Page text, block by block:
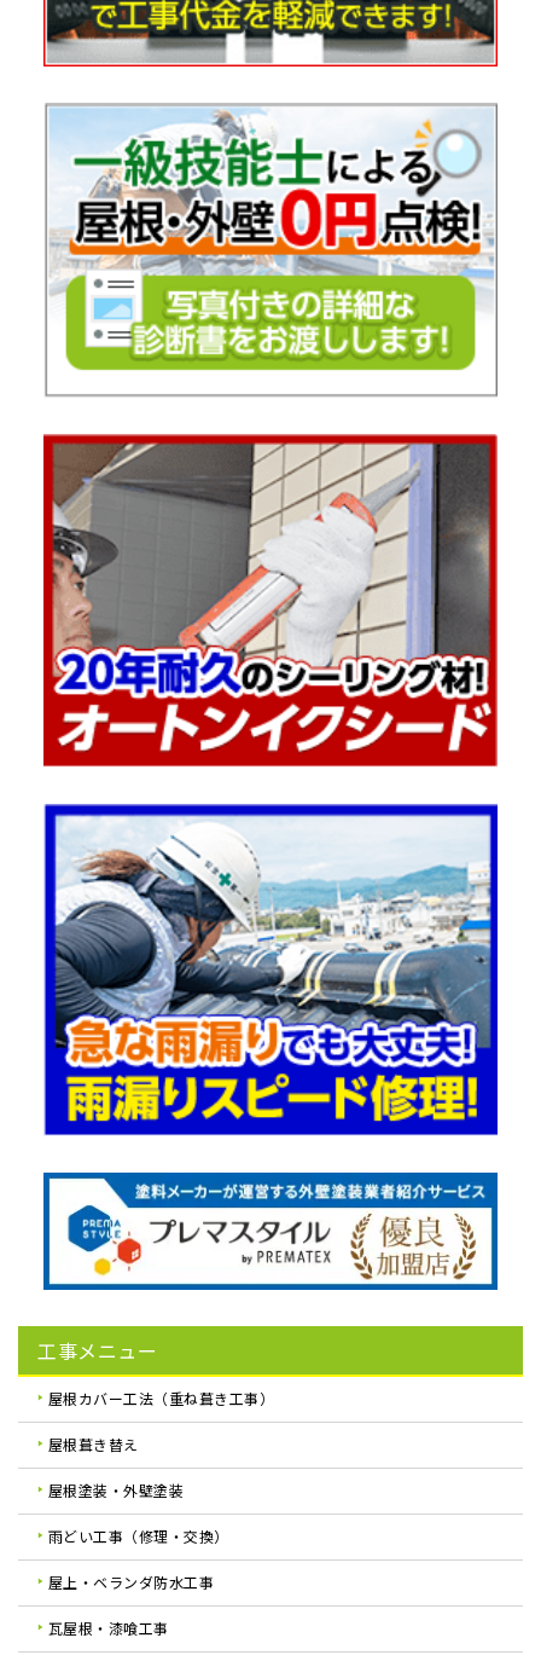
工事メニュー
屋根カバー工法（重ね葺き工事）
屋根葺き替え
屋根塗装・外壁塗装
雨どい工事（修理・交換）
屋上・ベランダ防水工事
瓦屋根・漆喰工事